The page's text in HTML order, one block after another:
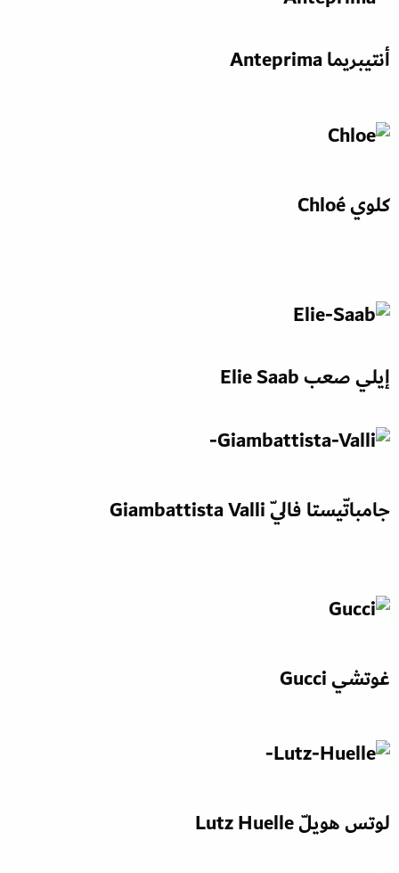
أنتيبريما Anteprima
كلوي Chloé
إيلي صعب Elie Saab
جامباتّيستا فالّيGiambattista Valli
غوتشيGucci
لوتس هويلّ Lutz Huelle